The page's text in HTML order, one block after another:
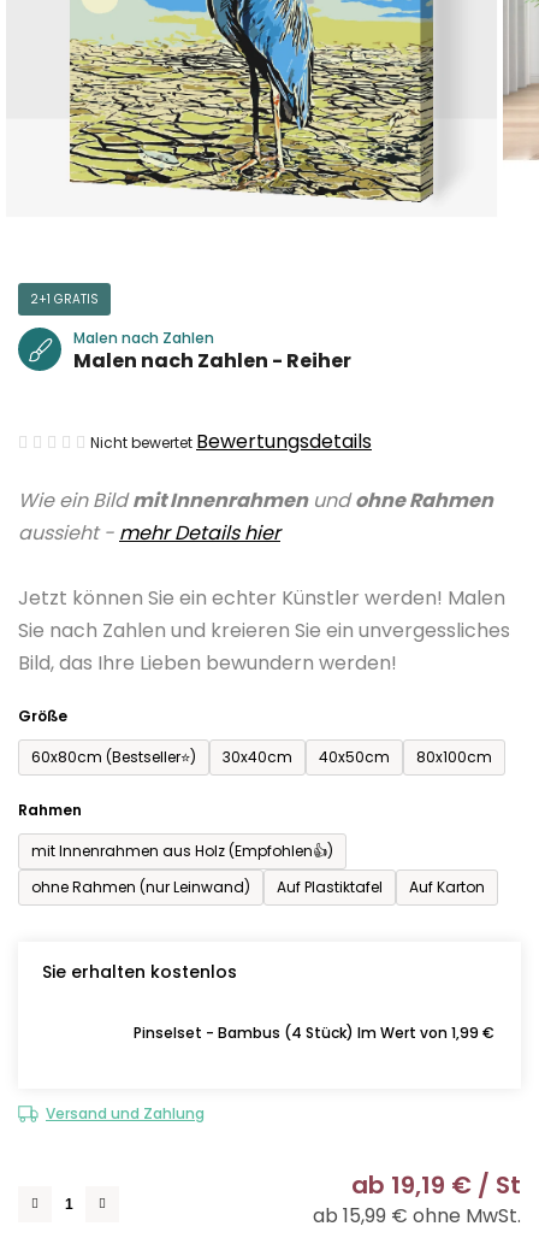
Wie ein Bildmit Innenrahmenundohne Rahmen
aussieht - mehr Details hier
Jetzt können Sie ein echter Künstler werden! Malen
Sie nach Zahlen und kreieren Sie ein unvergessliches
Bild, das Ihre Lieben bewundern werden!
Größe
60x80cm (Bestseller⭐)
30x40cm 40x50cm 80x100cm
Rahmen
mit Innenrahmen aus Holz (Empfohlen👍)
ohne Rahmen (nur Leinwand)
Auf Plastiktafel Auf Karton
Sie erhalten kostenlos
Pinselset - Bambus (4 Stück) Im Wert von 1,99 €
Versand und Zahlung
ab 19,19 € / St
ab 15,99 € ohne MwSt.
2+1 GRATIS
Malen nach Zahlen
Malen nach Zahlen - Reiher
Die
Produktbewertung
ist
von
5
Sternen.
Nicht bewertet Bewertungsdetails